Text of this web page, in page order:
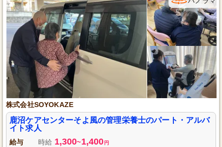
株式会社SOYOKAZE
鹿沼ケアセンターそよ風の管理栄養士のパート・アルバ
イト求人
給与 時給 1,300~1,400 円